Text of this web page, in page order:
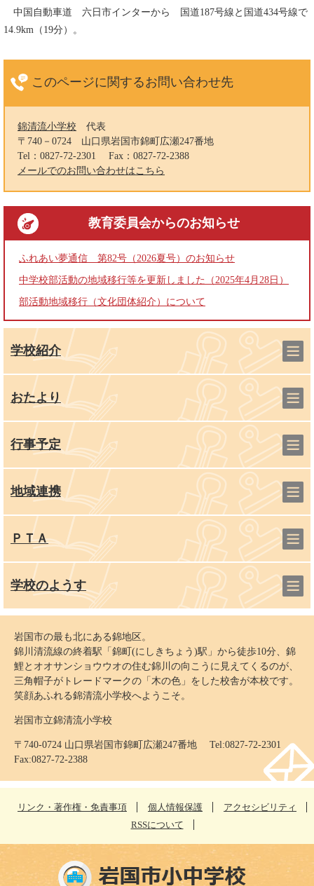
中国自動車道 六日市インターから 国道187号線と国道434号線で
14.9km（19分）。
このページに関するお問い合わせ先
錦清流小学校
代表
〒740－0724
山口県岩国市錦町広瀬247番地
Tel：0827-72-2301
Fax：0827-72-2388
メールでのお問い合わせはこちら
教育委員会からのお知らせ
ふれあい夢通信 第82号（2026夏号）のお知らせ
中学校部活動の地域移行等を更新しました（2025年4月28日）
部活動地域移行（文化団体紹介）について
学校紹介
おたより
行事予定
地域連携
ＰＴＡ
学校のようす
岩国市の最も北にある錦地区。
錦川清流線の終着駅「錦町(にしきちょう)駅」から徒歩10分、錦
鯉とオオサンショウウオの住む錦川の向こうに見えてくるのが、
三角帽子がトレードマークの「木の色」をした校舎が本校です。
笑顔あふれる錦清流小学校へようこそ。
岩国市立錦清流小学校
〒740-0724 山口県岩国市錦町広瀬247番地 Tel:0827-72-2301
Fax:0827-72-2388
リンク・著作権・免責事項 個人情報保護
アクセシビリティ
RSSについて